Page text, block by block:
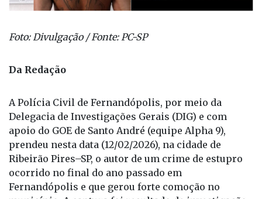
A Polícia Civil de Fernandópolis, por meio da
Delegacia de Investigações Gerais (DIG) e com
apoio do GOE de Santo André (equipe Alpha 9),
prendeu nesta data (12/02/2026), na cidade de
Ribeirão Pires–SP, o autor de um crime de estupro
ocorrido no final do ano passado em